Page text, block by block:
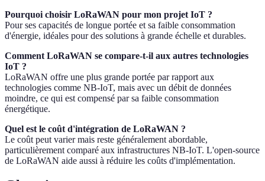
Pourquoi choisir LoRaWAN pour mon projet IoT ?
Pour ses capacités de longue portée et sa faible consommation
d'énergie, idéales pour des solutions à grande échelle et durables.
Comment LoRaWAN se compare-t-il aux autres technologies
IoT ?
LoRaWAN offre une plus grande portée par rapport aux
technologies comme NB-IoT, mais avec un débit de données
moindre, ce qui est compensé par sa faible consommation
énergétique.
Quel est le coût d'intégration de LoRaWAN ?
Le coût peut varier mais reste généralement abordable,
particulièrement comparé aux infrastructures NB-IoT. L'open-source
de LoRaWAN aide aussi à réduire les coûts d'implémentation.